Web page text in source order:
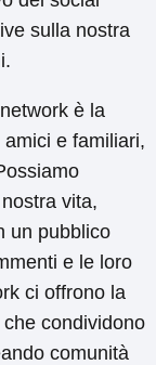
sulla nostra
è la
e familiari,
vita,
un pubblico
e le loro
ci offrono la
condividono
comunità